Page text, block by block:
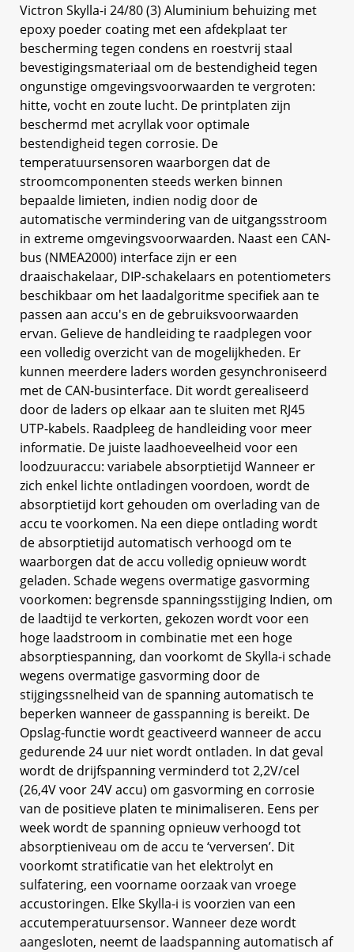
Victron Skylla-i 24/80 (3) Aluminium behuizing met
epoxy poeder coating met een afdekplaat ter
bescherming tegen condens en roestvrij staal
bevestigingsmateriaal om de bestendigheid tegen
ongunstige omgevingsvoorwaarden te vergroten:
hitte, vocht en zoute lucht. De printplaten zijn
beschermd met acryllak voor optimale
bestendigheid tegen corrosie. De
temperatuursensoren waarborgen dat de
stroomcomponenten steeds werken binnen
bepaalde limieten, indien nodig door de
automatische vermindering van de uitgangsstroom
in extreme omgevingsvoorwaarden. Naast een CAN-
bus (NMEA2000) interface zijn er een
draaischakelaar, DIP-schakelaars en potentiometers
beschikbaar om het laadalgoritme specifiek aan te
passen aan accu's en de gebruiksvoorwaarden
ervan. Gelieve de handleiding te raadplegen voor
een volledig overzicht van de mogelijkheden. Er
kunnen meerdere laders worden gesynchroniseerd
met de CAN-businterface. Dit wordt gerealiseerd
door de laders op elkaar aan te sluiten met RJ45
UTP-kabels. Raadpleeg de handleiding voor meer
informatie. De juiste laadhoeveelheid voor een
loodzuuraccu: variabele absorptietijd Wanneer er
zich enkel lichte ontladingen voordoen, wordt de
absorptietijd kort gehouden om overlading van de
accu te voorkomen. Na een diepe ontlading wordt
de absorptietijd automatisch verhoogd om te
waarborgen dat de accu volledig opnieuw wordt
geladen. Schade wegens overmatige gasvorming
voorkomen: begrensde spanningsstijging Indien, om
de laadtijd te verkorten, gekozen wordt voor een
hoge laadstroom in combinatie met een hoge
absorptiespanning, dan voorkomt de Skylla-i schade
wegens overmatige gasvorming door de
stijgingssnelheid van de spanning automatisch te
beperken wanneer de gasspanning is bereikt. De
Opslag-functie wordt geactiveerd wanneer de accu
gedurende 24 uur niet wordt ontladen. In dat geval
wordt de drijfspanning verminderd tot 2,2V/cel
(26,4V voor 24V accu) om gasvorming en corrosie
van de positieve platen te minimaliseren. Eens per
week wordt de spanning opnieuw verhoogd tot
absorptieniveau om de accu te ‘verversen’. Dit
voorkomt stratificatie van het elektrolyt en
sulfatering, een voorname oorzaak van vroege
accustoringen. Elke Skylla-i is voorzien van een
accutemperatuursensor. Wanneer deze wordt
aangesloten, neemt de laadspanning automatisch af